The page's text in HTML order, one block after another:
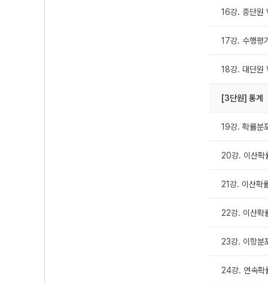
16강. 중단원
17강. 수행평
18강. 대단원
[3단원] 통계
19강. 확률분
20강. 이산확
21강. 이산확
22강. 이산확
23강. 이항분
24강. 연속확